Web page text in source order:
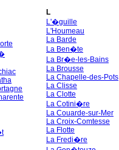
L
L'�guille
L'Houmeau
La Barde
La Ben�te
La Br�e-les-Bains
La Brousse
La Chapelle-des-Pots
La Clisse
La Clotte
La Cotini�re
La Couarde-sur-Mer
La Croix-Comtesse
La Flotte
La Fredi�re